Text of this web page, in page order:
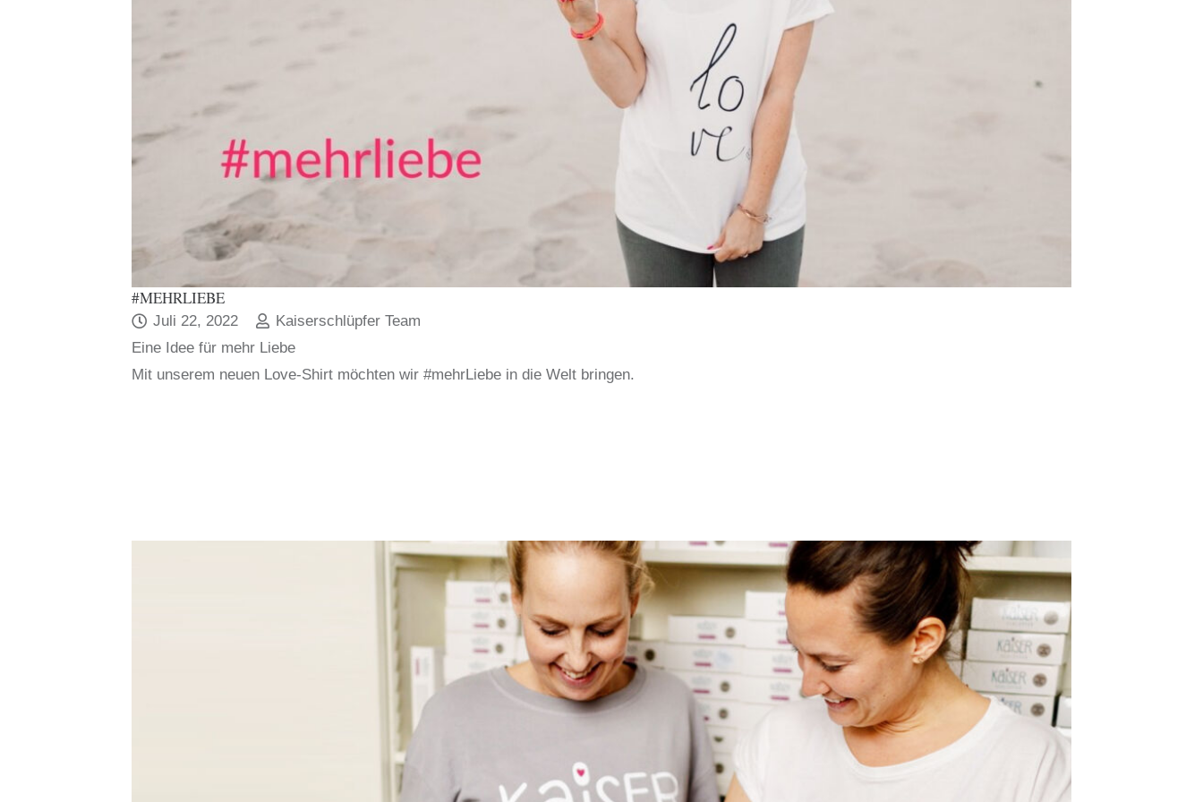
#MEHRLIEBE
Juli 22, 2022
Kaiserschlüpfer Team
Eine Idee für mehr Liebe
Mit unserem neuen Love-Shirt möchten wir #mehrLiebe in die Welt bringen.